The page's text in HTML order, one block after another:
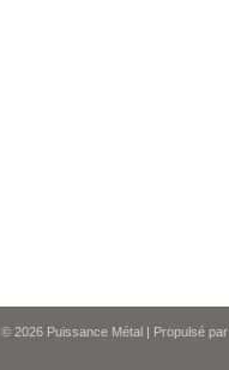
© 2026 Puissance Métal | Propulsé par